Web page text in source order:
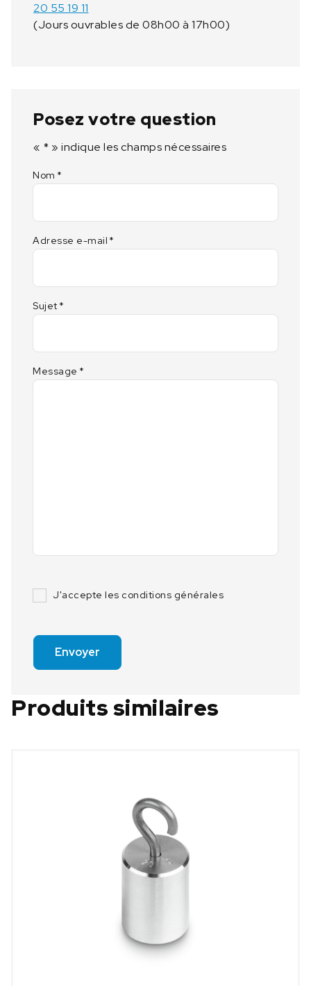
20 55 19 11
(Jours ouvrables de 08h00 à 17h00)
Posez votre question
« * » indique les champs nécessaires
Nom *
Adresse e-mail *
Sujet *
Message *
J'accepte les conditions générales
Envoyer
Produits similaires